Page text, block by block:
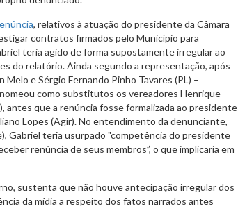
, relativos à atuação do presidente da Câmara
contratos firmados pelo Município para
teria agido de forma supostamente irregular ao
do relatório. Ainda segundo a representação, após
e Sérgio Fernando Pinho Tavares (PL) –
como substitutos os vereadores Henrique
antes que a renúncia fosse formalizada ao presidente
Lopes (Agir). No entendimento da denunciante,
Gabriel teria usurpado "competência do presidente
renúncia de seus membros”, o que implicaria em
sustenta que não houve antecipação irregular dos
da mídia a respeito dos fatos narrados antes